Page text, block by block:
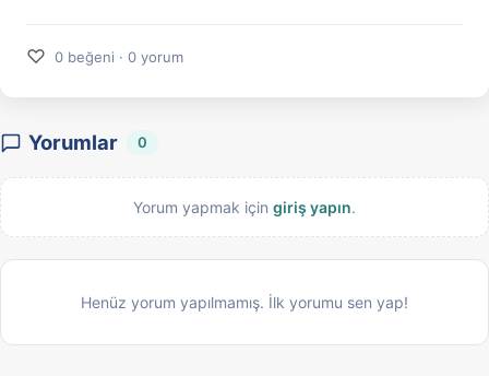
♡ 0 beğeni · 0 yorum
Yorumlar 0
Yorum yapmak için giriş yapın.
Henüz yorum yapılmamış. İlk yorumu sen yap!